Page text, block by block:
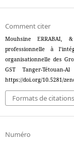
Comment citer
Mouhsine ERRABAI,
professionnelle à
organisationnelle des
GST Tanger-Tétouan-
https://doi.org/10.5281/
Formats de citations
Numéro